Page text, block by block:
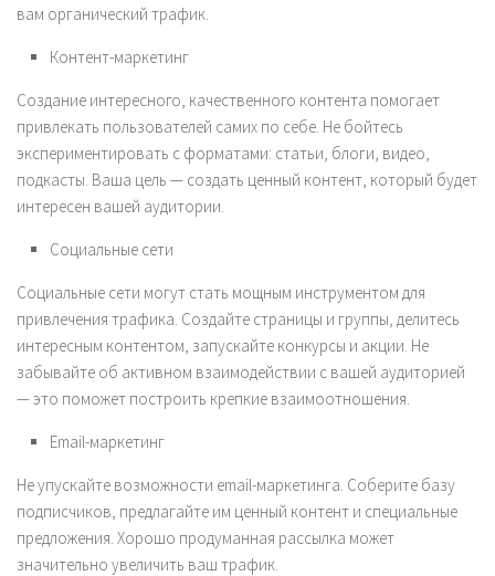
вам органический трафик.
Контент-маркетинг
Создание интересного, качественного контента помогает
привлекать пользователей самих по себе. Не бойтесь
экспериментировать с форматами: статьи, блоги, видео,
подкасты. Ваша цель — создать ценный контент, который будет
интересен вашей аудитории.
Социальные сети
Социальные сети могут стать мощным инструментом для
привлечения трафика. Создайте страницы и группы, делитесь
интересным контентом, запускайте конкурсы и акции. Не
забывайте об активном взаимодействии с вашей аудиторией
— это поможет построить крепкие взаимоотношения.
Email-маркетинг
Не упускайте возможности email-маркетинга. Соберите базу
подписчиков, предлагайте им ценный контент и специальные
предложения. Хорошо продуманная рассылка может
значительно увеличить ваш трафик.